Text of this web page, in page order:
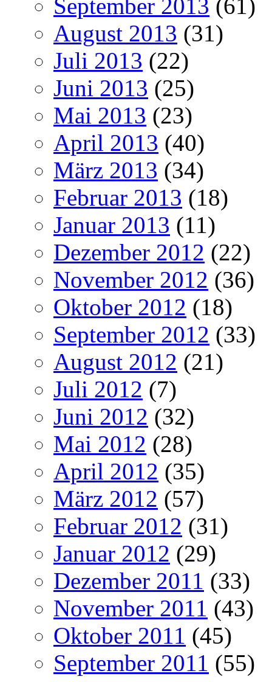
September 2013 (61)
August 2013 (31)
Juli 2013 (22)
Juni 2013 (25)
Mai 2013 (23)
April 2013 (40)
März 2013 (34)
Februar 2013 (18)
Januar 2013 (11)
Dezember 2012 (22)
November 2012 (36)
Oktober 2012 (18)
September 2012 (33)
August 2012 (21)
Juli 2012 (7)
Juni 2012 (32)
Mai 2012 (28)
April 2012 (35)
März 2012 (57)
Februar 2012 (31)
Januar 2012 (29)
Dezember 2011 (33)
November 2011 (43)
Oktober 2011 (45)
September 2011 (55)